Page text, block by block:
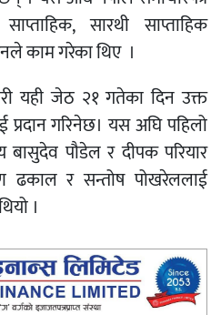
साप्ताहिक, सारथी साप्ताहिक
काम गरेका थिए ।
यही जेठ २१ गतेका दिन उक्त
प्रदान गरिनेछ। यस अघि पहिलो
बासुदेव पौडेल र दीपक परियार
ढकाल र सन्तोष पोखरेललाई
।